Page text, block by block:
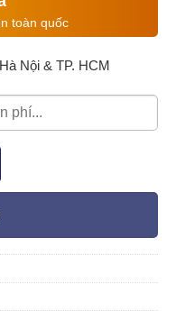
toàn quốc
Nội & TP. HCM